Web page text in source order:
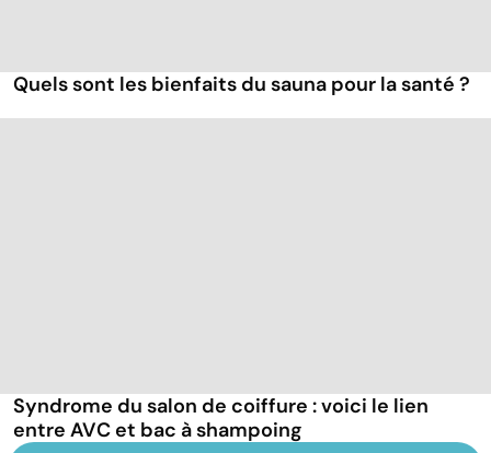
Quels sont les bienfaits du sauna pour la santé ?
Syndrome du salon de coiffure : voici le lien
entre AVC et bac à shampoing